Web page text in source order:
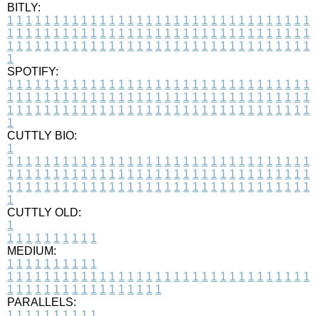
BITLY:
1 1 1 1 1 1 1 1 1 1 1 1 1 1 1 1 1 1 1 1 1 1 1 1 1 1 1 1 1 1 1 1 1
1 1 1 1 1 1 1 1 1 1 1 1 1 1 1 1 1 1 1 1 1 1 1 1 1 1 1 1 1 1 1 1 1
1 1 1 1 1 1 1 1 1 1 1 1 1 1 1 1 1 1 1 1 1 1 1 1 1 1 1 1 1 1 1 1 1
1
SPOTIFY:
1 1 1 1 1 1 1 1 1 1 1 1 1 1 1 1 1 1 1 1 1 1 1 1 1 1 1 1 1 1 1 1 1
1 1 1 1 1 1 1 1 1 1 1 1 1 1 1 1 1 1 1 1 1 1 1 1 1 1 1 1 1 1 1 1 1
1 1 1 1 1 1 1 1 1 1 1 1 1 1 1 1 1 1 1 1 1 1 1 1 1 1 1 1 1 1 1 1 1
1
CUTTLY BIO:
1
1 1 1 1 1 1 1 1 1 1 1 1 1 1 1 1 1 1 1 1 1 1 1 1 1 1 1 1 1 1 1 1 1
1 1 1 1 1 1 1 1 1 1 1 1 1 1 1 1 1 1 1 1 1 1 1 1 1 1 1 1 1 1 1 1 1
1 1 1 1 1 1 1 1 1 1 1 1 1 1 1 1 1 1 1 1 1 1 1 1 1 1 1 1 1 1 1 1 1
1
CUTTLY OLD:
1
1 1 1 1 1 1 1 1 1 1
MEDIUM:
1 1 1 1 1 1 1 1 1 1
1 1 1 1 1 1 1 1 1 1 1 1 1 1 1 1 1 1 1 1 1 1 1 1 1 1 1 1 1 1 1 1 1
1 1 1 1 1 1 1 1 1 1 1 1 1 1 1 1 1
PARALLELS: